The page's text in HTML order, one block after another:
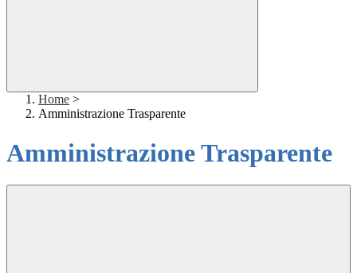
Home >
Amministrazione Trasparente
Amministrazione Trasparente